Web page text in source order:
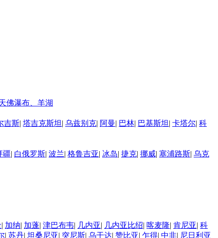
佛瀑布、羊湖
吉斯| 塔吉克斯坦 | 乌兹别克| 阿曼| 巴林| 巴基斯坦 | 卡塔尔| 科
疆| 白俄罗斯| 波兰| 格鲁吉亚| 冰岛| 捷克| 挪威| 塞浦路斯| 乌克
| 加纳| 加蓬| 津巴布韦| 几内亚| 几内亚比绍| 喀麦隆| 肯尼亚| 科
| 苏丹| 坦桑尼亚| 突尼斯| 乌干达| 赞比亚| 乍得| 中非| 尼日利亚